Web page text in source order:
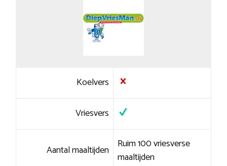
Koelvers
Vriesvers
Aantal maaltijden Ruim 100 vriesverse
maaltijden